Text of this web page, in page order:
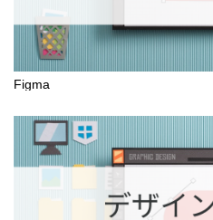
Figma